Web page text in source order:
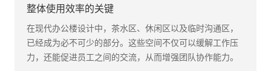
整体使用效率的关键
在现代办公楼设计中，茶水区、休闲区以及临时沟通区，
已经成为必不可少的部分。这些空间不仅可以缓解工作压
力，还能促进员工之间的交流，从而增强团队协作能力。